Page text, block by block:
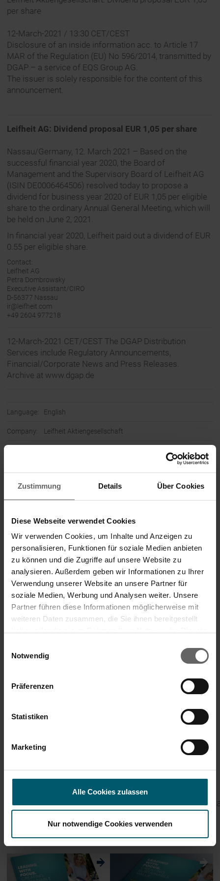
Zustimmung Details Über Cookies
Diese Webseite verwendet Cookies
Wir verwenden Cookies, um Inhalte und Anzeigen zu
personalisieren, Funktionen für soziale Medien anbieten
zu können und die Zugriffe auf unsere Website zu
analysieren. Außerdem geben wir Informationen zu Ihrer
Verwendung unserer Website an unsere Partner für
soziale Medien, Werbung und Analysen weiter. Unsere
Partner führen diese Informationen möglicherweise mit
weiteren Daten zusammen, die Sie ihnen bereitgestellt
Cookies, wenn Sie unsere Webseite weiterhin nutzen.
Notwendig
Präferenzen
Statistiken
Marketing
Alle Cookies zulassen
Nur notwendige Cookies verwenden
per share
12-March-2021 / 13:30 CET/CEST
Disclosure of an inside information acc. to Article 17
MAR of the Regulation (EU) No 596/2014, transmitted by
DGAP – a service of EQS Group AG.
The issuer is solely responsible for the content of this
announcement.
Leifheit AG: Dividend proposal EUR 1,05 per share
Nassau/Germany, 12. March 2021 – Based on the
successful financial year 2020, the Board of
Management and the Supervisory Board of Leifheit AG
(ISIN DE0006464506) resolved today to propose a
dividend for business year 2020 of EUR 1,05 per eligible
share to the ordinary Annual General Meeting, which will
be held on June 2, 2021.
In financial year 2020, Leifheit paid out a dividend of EUR
0.55 per eligible share.
Contact:
Leifheit AG
Petra Dombrowsky
Executive Assistant/CIRO
D-56377 Nassau
ir@leifheit.com
+49 2604 977218
12-March-2021 CET/CEST The DGAP Distribution
Services include Regulatory Announcements,
Financial/Corporate News and Press Releases.
Archive at www.dgap.de
Language: English
Company: Leifheit Aktiengesellschaft
Germany
E-mail: ir@leifheit.com
www.leifheit-group.com
ISIN: DE0006464506
WKN: 646450
Listed:
Regulated Market in Frankfurt (Prime Standard);
Regulated Unofficial Market in Berlin, Dusseldorf,
EQS News
1175258
1175258 12-March-2021 CET/CEST
w w
Search suggestions